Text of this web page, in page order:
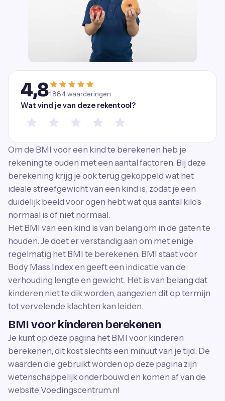
4,81.884waarderingen
Wat vind je van deze rekentool?
Om de BMI voor een kind te berekenen heb je
rekening te ouden met een aantal factoren. Bij deze
berekening krijg je ook terug gekoppeld wat het
ideale streefgewicht van een kind is, zodat je een
duidelijk beeld voor ogen hebt wat qua aantal kilo's
normaal is of niet normaal.
Het BMI van een kind is van belang om in de gaten te
houden. Je doet er verstandig aan om met enige
regelmatig het BMI te berekenen. BMI staat voor
Body Mass Index en geeft een indicatie van de
verhouding lengte en gewicht. Het is van belang dat
kinderen niet te dik worden, aangezien dit op termijn
tot vervelende klachten kan leiden.
BMI voor kinderen berekenen
Je kunt op deze pagina het BMI voor kinderen
berekenen, dit kost slechts een minuut van je tijd. De
waarden die gebruikt worden op deze pagina zijn
wetenschappelijk onderbouwd en komen af van de
website Voedingscentrum.nl